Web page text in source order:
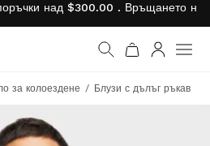
над $300.00 . Връщането на
за колоездене Блузи с дълъг ръкав